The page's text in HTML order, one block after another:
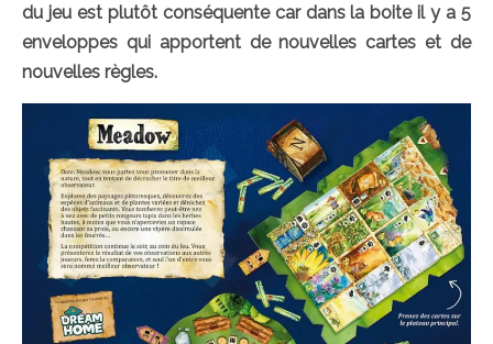
du jeu est plutôt conséquente car dans la boite il y a 5
enveloppes qui apportent de nouvelles cartes et de
nouvelles règles.